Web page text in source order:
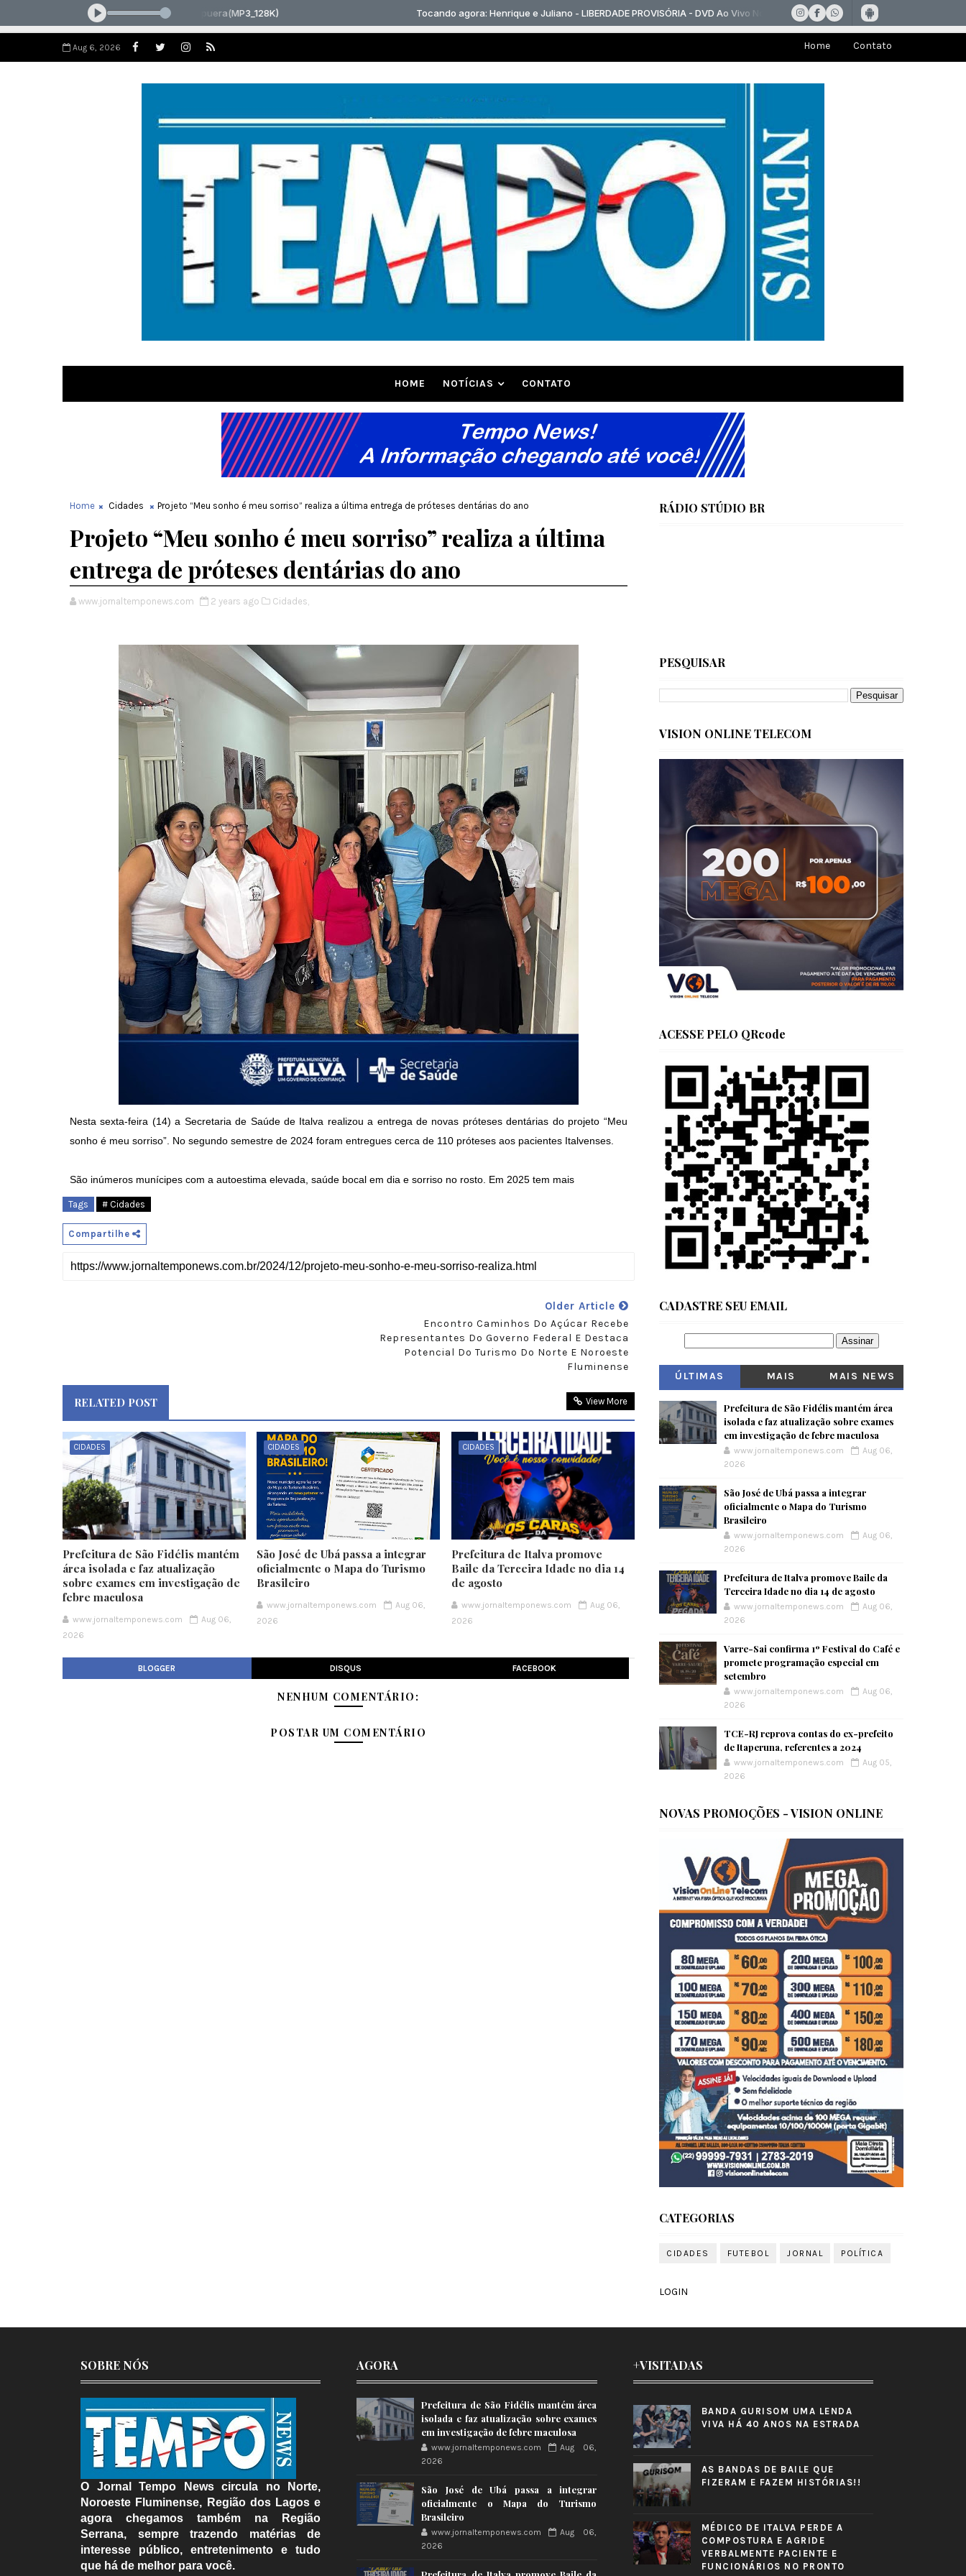
Aug 6, 2026 Home Contato
HOME NOTÍCIAS CONTATO
Home Cidades Projeto “Meu sonho é meu sorriso” realiza a última entrega de próteses dentárias do ano
Projeto “Meu sonho é meu sorriso” realiza a última
entrega de próteses dentárias do ano
www.jornaltemponews.com 2 years ago Cidades,
Nesta sexta-feira (14) a Secretaria de Saúde de Italva realizou a entrega de novas próteses dentárias do projeto “Meu
sonho é meu sorriso”. No segundo semestre de 2024 foram entregues cerca de 110 próteses aos pacientes Italvenses.
São inúmeros munícipes com a autoestima elevada, saúde bocal em dia e sorriso no rosto. Em 2025 tem mais
Tags # Cidades
Compartilhe
Older Article
Encontro Caminhos Do Açúcar Recebe
Representantes Do Governo Federal E Destaca
Potencial Do Turismo Do Norte E Noroeste
Fluminense
RELATED POST View More
CIDADES
Prefeitura de São Fidélis mantém
área isolada e faz atualização
sobre exames em investigação de
febre maculosa
www.jornaltemponews.com
Aug 06,
2026
CIDADES
São José de Ubá passa a integrar
oficialmente o Mapa do Turismo
Brasileiro
www.jornaltemponews.com
Aug 06,
2026
CIDADES
Prefeitura de Italva promove
Baile da Terceira Idade no dia 14
de agosto
www.jornaltemponews.com
Aug 06,
2026
BLOGGER DISQUS FACEBOOK
NENHUM COMENTÁRIO:
POSTAR UM COMENTÁRIO
RÁDIO STÚDIO BR
PESQUISAR
VISION ONLINE TELECOM
ACESSE PELO QRcode
CADASTRE SEU EMAIL
ÚLTIMAS
MAIS
MAIS NEWS
Prefeitura de São Fidélis mantém área
isolada e faz atualização sobre exames
em investigação de febre maculosa
www.jornaltemponews.com
Aug 06,
2026
São José de Ubá passa a integrar
oficialmente o Mapa do Turismo
Brasileiro
www.jornaltemponews.com
Aug 06,
2026
Prefeitura de Italva promove Baile da
Terceira Idade no dia 14 de agosto
www.jornaltemponews.com
Aug 06,
2026
Varre-Sai confirma 1º Festival do Café e
promete programação especial em
setembro
www.jornaltemponews.com
Aug 06,
2026
TCE-RJ reprova contas do ex-prefeito
de Itaperuna, referentes a 2024
www.jornaltemponews.com
Aug 05,
2026
NOVAS PROMOÇÕES - VISION ONLINE
CATEGORIAS
CIDADES FUTEBOL JORNAL POLÍTICA
LOGIN
SOBRE NÓS
O Jornal Tempo News circula no Norte,
Noroeste Fluminense, Região dos Lagos e
agora chegamos também na Região
Serrana, sempre trazendo matérias de
interesse público, entretenimento e tudo
que há de melhor para você.
AGORA
Prefeitura de São Fidélis mantém área
isolada e faz atualização sobre exames
em investigação de febre maculosa
www.jornaltemponews.com
Aug 06,
2026
São José de Ubá passa a integrar
oficialmente o Mapa do Turismo
Brasileiro
www.jornaltemponews.com
Aug 06,
2026
+VISITADAS
BANDA GURISOM UMA LENDA
VIVA HÁ 40 ANOS NA ESTRADA
AS BANDAS DE BAILE QUE
FIZERAM E FAZEM HISTÓRIAS!!
MÉDICO DE ITALVA PERDE A
COMPOSTURA E AGRIDE
VERBALMENTE PACIENTE E
FUNCIONÁRIOS NO PRONTO